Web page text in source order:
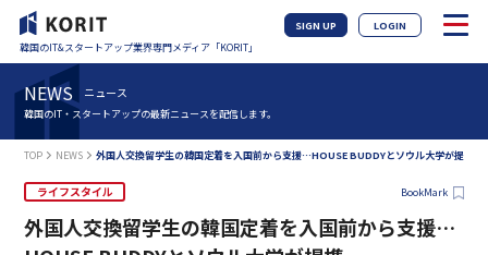
韓国のIT&スタートアップ業界専門メディア「KORIT」
SIGN UP LOGIN
NEWS ニュース
韓国のIT・スタートアップの最新ニュースを配信します。
TOP NEWS 外国人交換留学生の韓国定着を入国前から支援…HOUSE BUDDYとソウル大学が提携
ライフスタイル BookMark
外国人交換留学生の韓国定着を入国前から支援…